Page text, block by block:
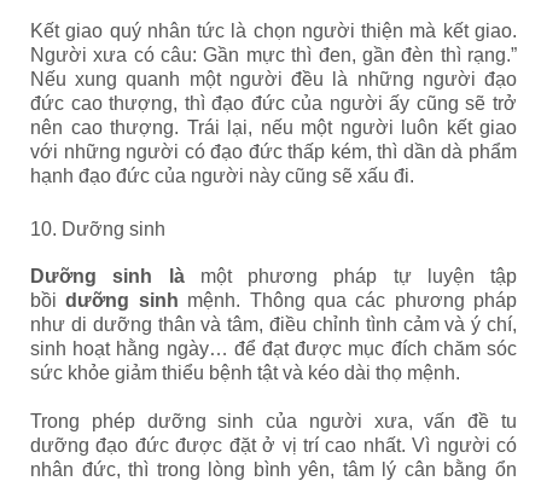
Kết giao quý nhân tức là chọn người thiện mà kết giao.
Người xưa có câu: Gần mực thì đen, gần đèn thì rạng.”
Nếu xung quanh một người đều là những người đạo
đức cao thượng, thì đạo đức của người ấy cũng sẽ trở
nên cao thượng. Trái lại, nếu một người luôn kết giao
với những người có đạo đức thấp kém, thì dần dà phẩm
hạnh đạo đức của người này cũng sẽ xấu đi.
10. Dưỡng sinh
Dưỡng sinh làmột phương pháp tự luyện tập
bồidưỡng sinh mệnh. Thông qua các phương pháp
như di dưỡng thân và tâm, điều chỉnh tình cảm và ý chí,
sinh hoạt hằng ngày… để đạt được mục đích chăm sóc
sức khỏe giảm thiểu bệnh tật và kéo dài thọ mệnh.
Trong phép dưỡng sinh của người xưa, vấn đề tu
dưỡng đạo đức được đặt ở vị trí cao nhất. Vì người có
nhân đức, thì trong lòng bình yên, tâm lý cân bằng ổn